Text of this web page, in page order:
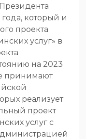
который и
проекта
услуг» в
на 2023
принимают
реализует
проект
услуг с